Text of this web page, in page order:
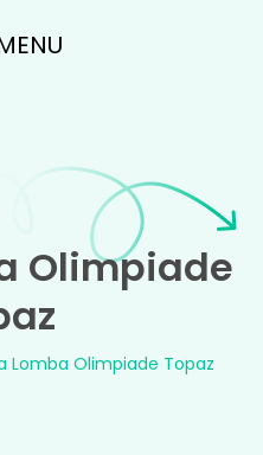
Olimpiade
Lomba Olimpiade Topaz